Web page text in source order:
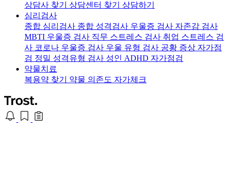
상담사 찾기 상담센터 찾기 상담하기
심리검사
종합 심리검사 종합 성격검사 우울증 검사 자존감 검사
MBTI 우울증 검사 직무 스트레스 검사 취업 스트레스 검
사 코로나 우울증 검사 우울 유형 검사 공황 증상 자가점
검 정밀 성격유형 검사 성인 ADHD 자가점검
약물치료
복용약 찾기 약물 의존도 자가체크